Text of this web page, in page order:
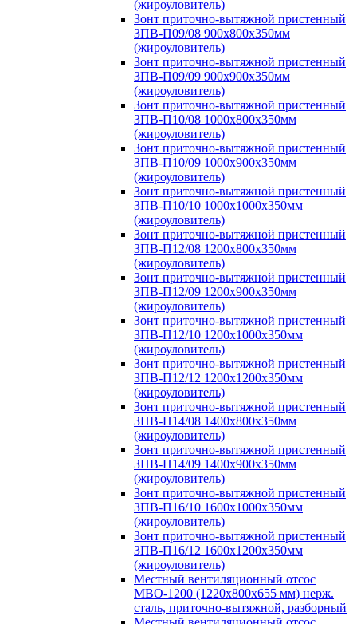
(жироуловитель)
Зонт приточно-вытяжной пристенный
ЗПВ-П09/08 900х800х350мм
(жироуловитель)
Зонт приточно-вытяжной пристенный
ЗПВ-П09/09 900х900х350мм
(жироуловитель)
Зонт приточно-вытяжной пристенный
ЗПВ-П10/08 1000х800х350мм
(жироуловитель)
Зонт приточно-вытяжной пристенный
ЗПВ-П10/09 1000х900х350мм
(жироуловитель)
Зонт приточно-вытяжной пристенный
ЗПВ-П10/10 1000х1000х350мм
(жироуловитель)
Зонт приточно-вытяжной пристенный
ЗПВ-П12/08 1200х800х350мм
(жироуловитель)
Зонт приточно-вытяжной пристенный
ЗПВ-П12/09 1200х900х350мм
(жироуловитель)
Зонт приточно-вытяжной пристенный
ЗПВ-П12/10 1200х1000х350мм
(жироуловитель)
Зонт приточно-вытяжной пристенный
ЗПВ-П12/12 1200х1200х350мм
(жироуловитель)
Зонт приточно-вытяжной пристенный
ЗПВ-П14/08 1400х800х350мм
(жироуловитель)
Зонт приточно-вытяжной пристенный
ЗПВ-П14/09 1400х900х350мм
(жироуловитель)
Зонт приточно-вытяжной пристенный
ЗПВ-П16/10 1600х1000х350мм
(жироуловитель)
Зонт приточно-вытяжной пристенный
ЗПВ-П16/12 1600х1200х350мм
(жироуловитель)
Местный вентиляционный отсос
МВО-1200 (1220х800х655 мм) нерж.
сталь, приточно-вытяжной, разборный